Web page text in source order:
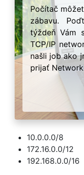
Počítač
zábavu.
týždeň Vám
TCP/IP
našli job ako
prijať
10.0.0.0/8
172.16.0.0/12
192.168.0.0/16